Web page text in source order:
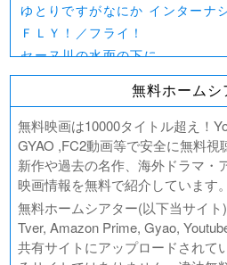
ゆとりですがなにか インターナ
ＦＬＹ！／フライ！
セーヌ川の水面の下に
北極百貨店のコンシェルジュさん
好きでも嫌いなあまのじゃく
デジモンアドベンチャー02 THE
範馬刃牙VSケンガンアシュラ
一月の声に歓びを刻め
PLAY! ～勝つとか負けるとかは
ULTRAMAN： RISING
BLAME!（ブラム）
ゴールデンカムイ
無料ホームシ
無料映画は10000タイトル超え！
GYAO ,FC2動画等で安全に無料
新作や過去の名作、海外ドラマ・
映画情報を無料で紹介しています。
無料ホームシアター(以下当サイ
Tver, Amazon Prime, Gyao,
共有サイトにアップロードされて